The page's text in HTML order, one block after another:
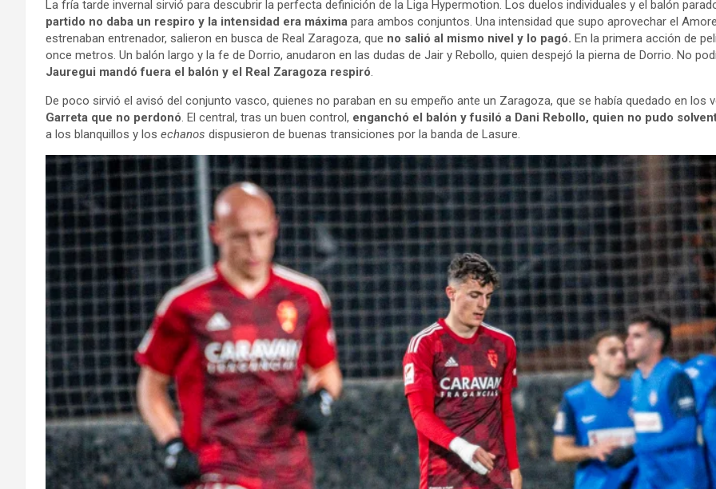
La fría tarde invernal sirvió para descubrir la perfecta definición de la Liga Hypermotion. Los duelos individuales y el balón
partido no daba un respiro y la intensidad era máxima para ambos conjuntos. Una intensidad que supo aprovechar el
estrenaban entrenador, salieron en busca de Real Zaragoza, que no salió al mismo nivel y lo pagó. En la primera acción de
once metros. Un balón largo y la fe de Dorrio, anudaron en las dudas de Jair y Rebollo, quien despejó la pierna de Dorrio. No
Jauregui mandó fuera el balón y el Real Zaragoza respiró.
De poco sirvió el avisó del conjunto vasco, quienes no paraban en su empeño ante un Zaragoza, que se había quedado en los
Garreta que no perdonó. El central, tras un buen control, enganchó el balón y fusiló a Dani Rebollo, quien no pudo
a los blanquillos y los echanos dispusieron de buenas transiciones por la banda de Lasure.